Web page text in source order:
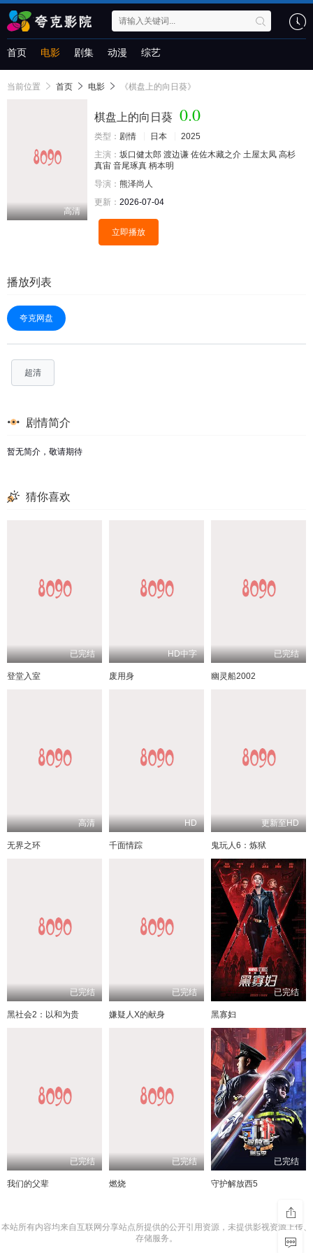
首页 电影 剧集 动漫 综艺
当前位置 首页 电影 《棋盘上的向日葵》
高清
棋盘上的向日葵 0.0
类型： 剧情 日本
2025
主演： 坂口健太郎 渡边谦 佐佐木藏之介 土屋太凤 高杉
真宙 音尾琢真 柄本明
导演： 熊泽尚人
更新： 2026-07-04
立即播放
播放列表
夸克网盘
超清
剧情简介
暂无简介，敬请期待
猜你喜欢
已完结
登堂入室
HD中字
废用身
已完结
幽灵船2002
高清
无界之环
HD
千面情踪
更新至HD
鬼玩人6：炼狱
已完结
黑社会2：以和为贵
已完结
嫌疑人X的献身
已完结
黑寡妇
已完结
我们的父辈
已完结
燃烧
已完结
守护解放西5
本站所有内容均来自互联网分享站点所提供的公开引用资源，未提供影视资源上传、
存储服务。